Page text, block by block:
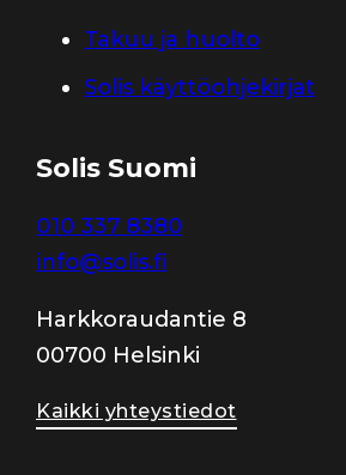
Takuu ja huolto
Solis käyttöohjekirjat
Solis Suomi
010 337 8380
info@solis.fi
Harkkoraudantie 8
00700 Helsinki
Kaikki yhteystiedot